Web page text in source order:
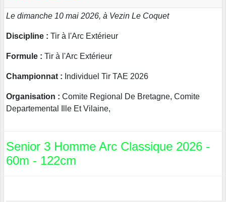
Le dimanche 10 mai 2026, à Vezin Le Coquet
Discipline : Tir à l'Arc Extérieur
Formule : Tir à l'Arc Extérieur
Championnat : Individuel Tir TAE 2026
Organisation : Comite Regional De Bretagne, Comite
Departemental Ille Et Vilaine,
Senior 3 Homme Arc Classique 2026 -
60m - 122cm